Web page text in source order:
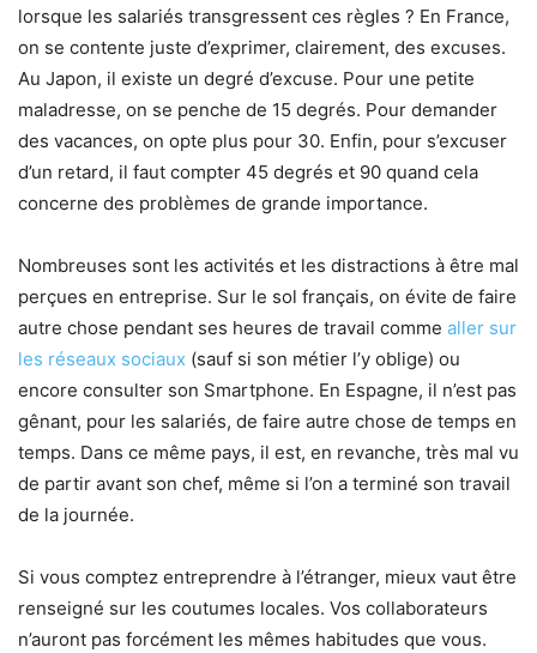
lorsque les salariés transgressent ces règles ? En France,
on se contente juste d’exprimer, clairement, des excuses.
Au Japon, il existe un degré d’excuse. Pour une petite
maladresse, on se penche de 15 degrés. Pour demander
des vacances, on opte plus pour 30. Enfin, pour s’excuser
d’un retard, il faut compter 45 degrés et 90 quand cela
concerne des problèmes de grande importance.
Nombreuses sont les activités et les distractions à être mal
perçues en entreprise. Sur le sol français, on évite de faire
autre chose pendant ses heures de travail comme aller sur
les réseaux sociaux (sauf si son métier l’y oblige) ou
encore consulter son Smartphone. En Espagne, il n’est pas
gênant, pour les salariés, de faire autre chose de temps en
temps. Dans ce même pays, il est, en revanche, très mal vu
de partir avant son chef, même si l’on a terminé son travail
de la journée.
Si vous comptez entreprendre à l’étranger, mieux vaut être
renseigné sur les coutumes locales. Vos collaborateurs
n’auront pas forcément les mêmes habitudes que vous.